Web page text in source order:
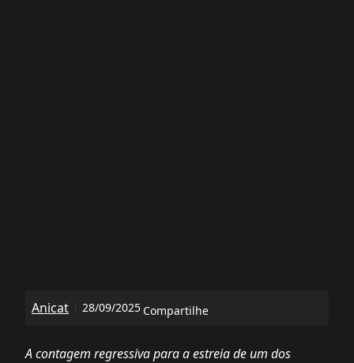
Anicat 28/09/2025 Compartilhe
A contagem regressiva para a estreia de um dos